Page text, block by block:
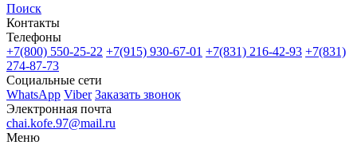
Поиск
Контакты
Телефоны
+7(800) 550-25-22 +7(915) 930-67-01 +7(831) 216-42-93 +7(831)
274-87-73
Социальные сети
WhatsApp Viber Заказать звонок
Электронная почта
chai.kofe.97@mail.ru
Меню